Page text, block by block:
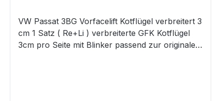
VW Passat 3BG Vorfacelift Kotflügel verbreitert 3
cm 1 Satz ( Re+Li ) verbreiterte GFK Kotflügel
3cm pro Seite mit Blinker passend zur originalen